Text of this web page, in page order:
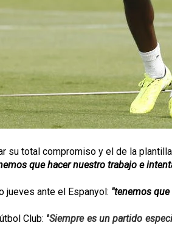
su total compromiso y el de la
que hacer nuestro trabajo e
jueves ante el Espanyol: "tenemos
Club: "Siempre es un partido